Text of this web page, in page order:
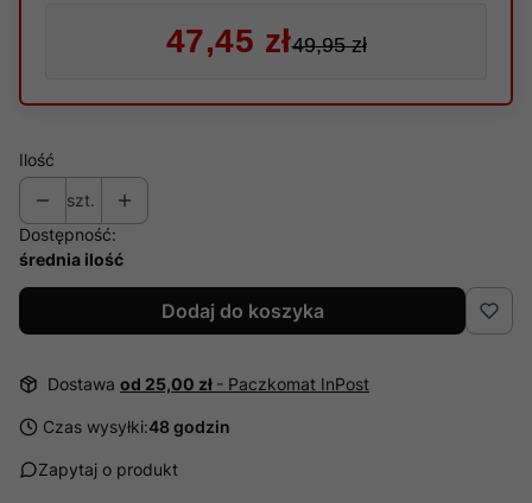
47,45 zł49,95 zł
Ilość
szt.
Dostępność:
średnia ilość
Dodaj do koszyka
Dostawa od 25,00 zł - Paczkomat InPost
Czas wysyłki:48 godzin
Zapytaj o produkt